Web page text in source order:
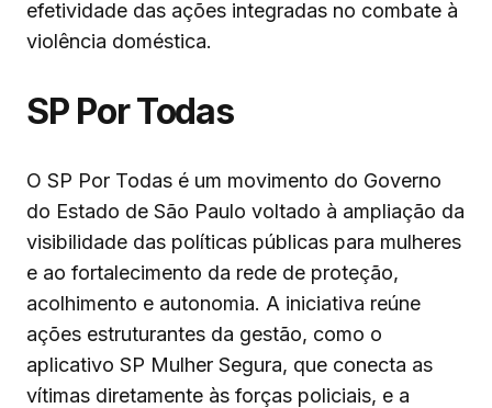
efetividade das ações integradas no combate à
violência doméstica.
SP Por Todas
O SP Por Todas é um movimento do Governo
do Estado de São Paulo voltado à ampliação da
visibilidade das políticas públicas para mulheres
e ao fortalecimento da rede de proteção,
acolhimento e autonomia. A iniciativa reúne
ações estruturantes da gestão, como o
aplicativo SP Mulher Segura, que conecta as
vítimas diretamente às forças policiais, e a